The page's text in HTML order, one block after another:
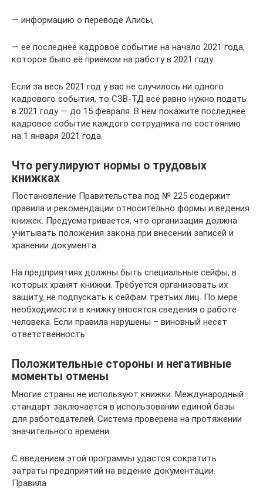
— информацию о переводе Алисы,
— её последнее кадровое событие на начало 2021 года,
которое было её приёмом на работу в 2021 году.
Если за весь 2021 год у вас не случилось ни одного
кадрового события, то СЗВ-ТД всё равно нужно подать
в 2021 году — до 15 февраля. В нём покажите последнее
кадровое событие каждого сотрудника по состоянию
на 1 января 2021 года.
Что регулируют нормы о трудовых
книжках
Постановление Правительства под № 225 содержит
правила и рекомендации относительно формы и ведения
книжек. Предусматривается, что организация должна
учитывать положения закона при внесении записей и
хранении документа.
На предприятиях должны быть специальные сейфы, в
которых хранят книжки. Требуется организовать их
защиту, не подпускать к сейфам третьих лиц. По мере
необходимости в книжку вносятся сведения о работе
человека. Если правила нарушены – виновный несет
ответственность.
Положительные стороны и негативные
моменты отмены
Многие страны не используют книжки. Международный
стандарт заключается в использовании единой базы
для работодателей. Система проверена на протяжении
значительного времени.
С введением этой программы удастся сократить
затраты предприятий на ведение документации.
Правила